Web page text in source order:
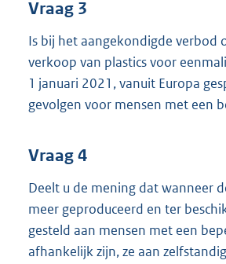
Vraag 3
Is bij het aangekondigde verbod
verkoop van plastics voor
1 januari 2021, vanuit Europa
gevolgen voor mensen met een
Vraag 4
Deelt u de mening dat wanneer
meer geproduceerd en ter
gesteld aan mensen met een
afhankelijk zijn, ze aan